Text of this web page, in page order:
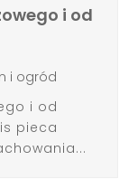
i od
i ogród
i od
pieca